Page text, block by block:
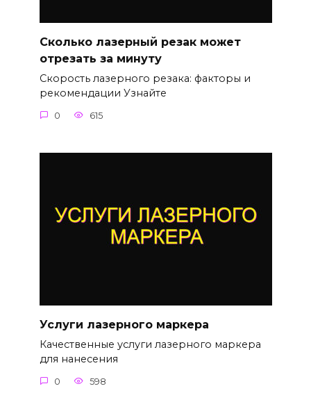
Сколько лазерный резак может
отрезать за минуту
Скорость лазерного резака: факторы и
рекомендации Узнайте
0 615
Услуги лазерного маркера
Качественные услуги лазерного маркера
для нанесения
0 598